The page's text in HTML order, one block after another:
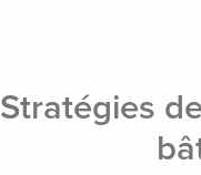
Stratégies